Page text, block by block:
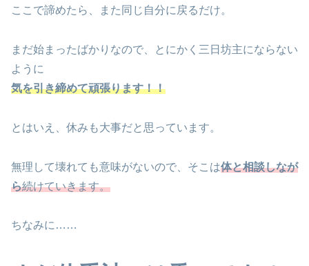
ここで諦めたら、また同じ自分に戻るだけ。
まだ始まったばかりなので、とにかく三日坊主にならない
ように
気を引き締めて頑張ります！！
とはいえ、休みも大事だと思っています。
無理して壊れても意味がないので、そこは体と相談しなが
ら続けていきます。
ちなみに……